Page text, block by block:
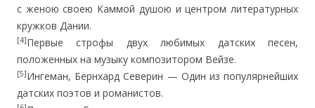
с женою своею Каммой душою и центром литературных
кружков Дании.
[4]Первые строфы двух любимых датских песен,
положенных на музыку композитором Вейзе.
[5]Ингеман, Бернхард Северин — Один из популярнейших
датских поэтов и романистов.